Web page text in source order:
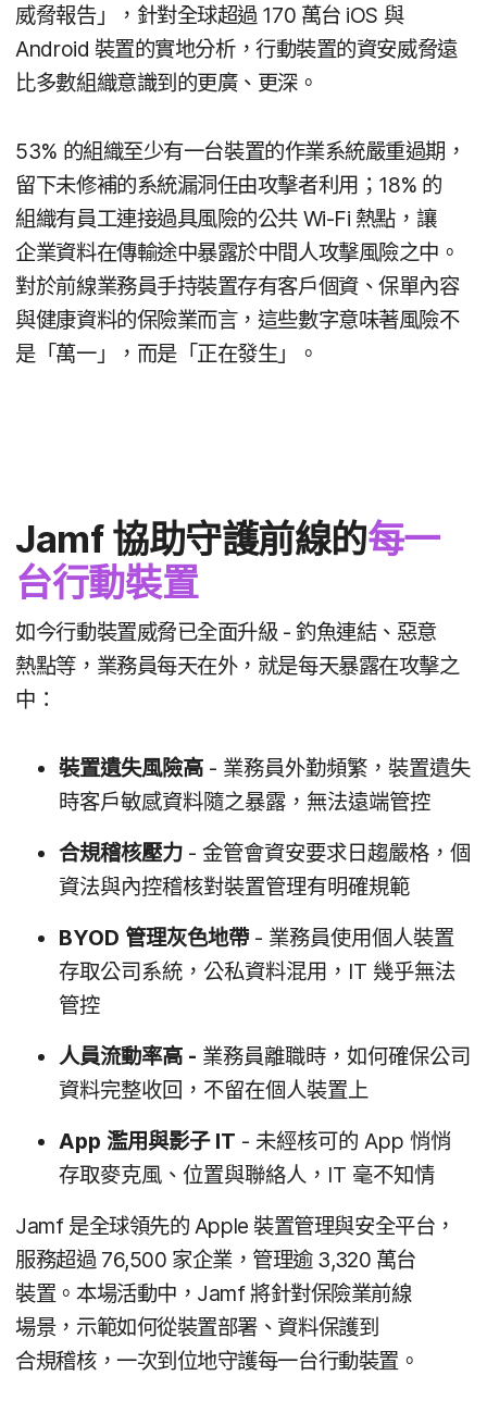
威脅​報告」，​針對​全球​超過170 萬​台 iOS 與
Android 裝置​的​實地​分析，​行動​裝置​的​資安​威​脅遠​
比​多數​組織​意識到​的​更廣、​更深。
53% 的​組織​至少​有​一​台​裝置​的​作業​系統​嚴重​過期，​
留下​未​修補​的​系統​漏​洞任​由​攻擊​者​利用​； 18% 的​
組織​有​員工​連​接​過​具​風險​的​公共 Wi-Fi 熱點，​讓​
企業​資料​在​傳輸​途​中​暴露於​中間​人​攻擊​風險​之​中。​
對於​前線​業務員​手持​裝置​存有​客戶​個​資、​保單​內容​
與​健康​資料​的​保險業​而言，​這些​數​字意​味​著​風險​不​
是​「萬一」，​而​是​「正在​發生」。
Jamf協助​守護​前線​的每​一​
台​行動​裝置
如​今​行動​裝置​威脅​已​全面​升級 -釣魚連結、​惡意​
熱點等，​業務員​每​天​在​外，​就是​每​天​暴露​在​攻擊​之​
中：
裝置​遺失​風險​高 - 業務員​外勤​頻繁，​裝置​遺失​
時​客戶​敏感資料​隨​之​暴露，​無法​遠端管控
合​規稽​核壓力 -金管會​資安​要求​日趨​嚴格，​個​
資法​與​內控​稽​核​對​裝置​管理​有​明確​規範
BYOD管理​灰色地帶- 業務員​使用​個人​裝置​
存取​公司​系統，​公私​資料​混用， IT 幾乎​無法​
管控
人員​流動率​高 - 業務員​離職​時，​如何​確保​公司​
資料​完整​收回，​不留​在​個人​裝置​上
App濫用​與​影子IT - 未​經核可​的 App悄悄​
存取​麥克風、​位置​與​聯絡​人， IT 毫​不​知情
Jamf 是​全球​領先​的 Apple裝置​管理​與​安全​平台，​
服務​超過76,500 家​企業，​管理​逾3,320 萬​台​
裝置。​本場​活動​中， Jamf將​針對​保險業​前線​
場景，​示範​如何​從​裝置​部署、​資料​保護​到​
合規稽核，​一​次​到​位​地守護​每​一​台​行動​裝置。